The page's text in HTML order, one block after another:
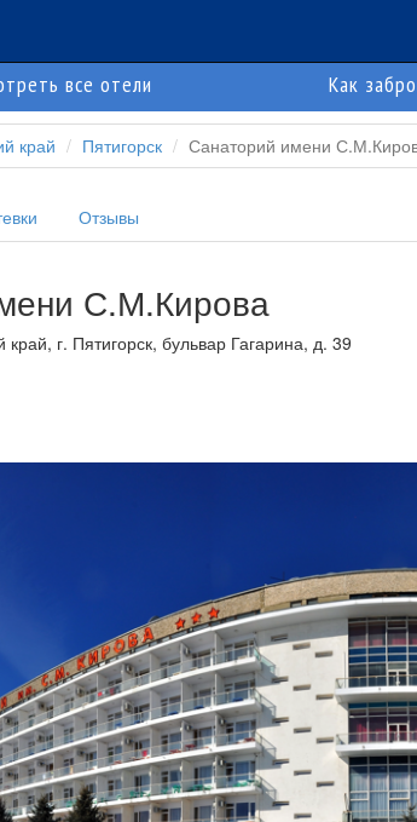
все отели Как
край Пятигорск Санаторий имени
Отзывы
С.М.Кирова
г. Пятигорск, бульвар Гагарина, д. 39